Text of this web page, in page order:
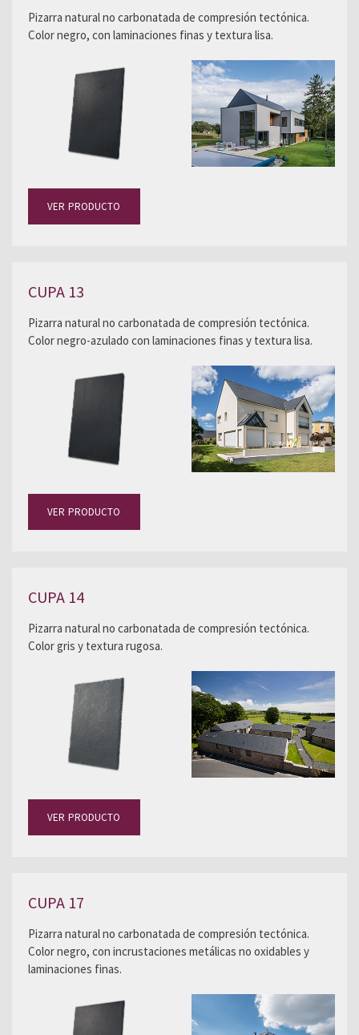
Pizarra natural no carbonatada de compresión tectónica.
Color negro, con laminaciones finas y textura lisa.
VER PRODUCTO
CUPA 13
Pizarra natural no carbonatada de compresión tectónica.
Color negro-azulado con laminaciones finas y textura lisa.
VER PRODUCTO
CUPA 14
Pizarra natural no carbonatada de compresión tectónica.
Color gris y textura rugosa.
VER PRODUCTO
CUPA 17
Pizarra natural no carbonatada de compresión tectónica.
Color negro, con incrustaciones metálicas no oxidables y
laminaciones finas.